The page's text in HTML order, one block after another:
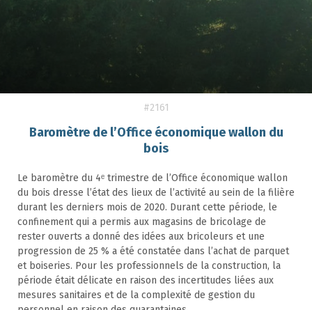
#2161
Baromètre de l’Office économique wallon du
bois
Le baromètre du 4ᵉ trimestre de l’Office économique wallon
du bois dresse l’état des lieux de l’activité au sein de la filière
durant les derniers mois de 2020. Durant cette période, le
confinement qui a permis aux magasins de bricolage de
rester ouverts a donné des idées aux bricoleurs et une
progression de 25 % a été constatée dans l’achat de parquet
et boiseries. Pour les professionnels de la construction, la
période était délicate en raison des incertitudes liées aux
mesures sanitaires et de la complexité de gestion du